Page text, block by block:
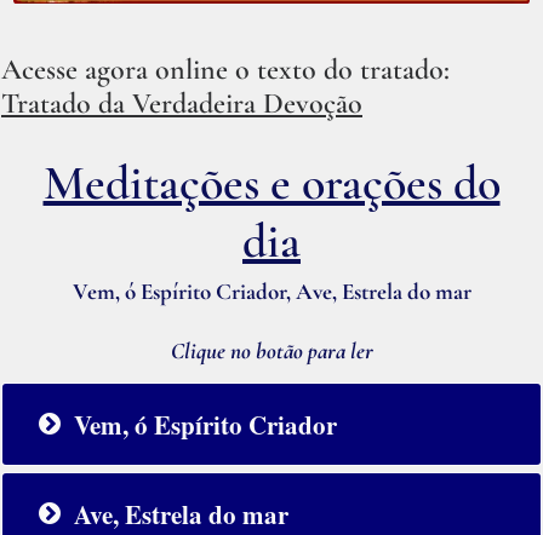
Acesse agora online o texto do tratado:
Tratado da Verdadeira Devoção
Meditações e orações do
dia
Vem, ó Espírito Criador, Ave, Estrela do mar
Clique no botão para ler
Vem, ó Espírito Criador
Ave, Estrela do mar